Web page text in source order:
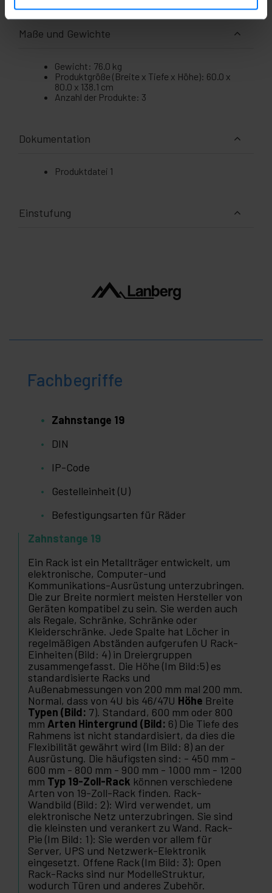
Maße und Gewichte
Gewicht: 76.0 kg
Produktgröße (Breite x Tiefe x Höhe): 60.0 x
80.0 x 138.1 cm
Anzahl der Produkte: 3
Dokumentation
Produktdatei 1
Einstufung
Fachbegriffe
Zahnstange 19
DIN
IP-Code
Gestelleinheit (U)
Befestigungsarten für Räder
Zahnstange 19
Ein Rack ist ein Metallträger entwickelt, um
elektronische, Computer-und
Kommunikations-Ausrüstung unterzubringen.
Die zur Breite normiert meisten Hersteller von
Geräten kompatibel zu sein. Sie werden auch
als Regale, Schränke, Schränke oder
Kleiderschränke. Jede Spalte hat Löcher in
regelmäßigen Abständen aufgerufen U Rack-
Einheiten (Bild: 4) in Dreiergruppen
zusammengefasst. Die Höhe (Im Bild:5) es
standardisierte Racks und
Außenabmessungen von 200 mm mal 200 mm.
Normal, dass von 4U bis 46/47U Höhe Breite
Typen (Bild: 7). Standard, 600 mm oder 800
mm Arten Hintergrund (Bild: 6) Die Tiefe des
Rahmens ist nicht standardisiert, da dies die
Flexibilität gewährt wird (Im Bild: 8) an der
Ausrüstung. Die häufigsten sind: - 450 mm -
600 mm - 800 mm - 900 mm - 1000 mm - 1200
mm Typ 19-Zoll-Rack können verschiedene
Arten von 19-Zoll-Rack finden. Rack-
Wandbild (Bild: 2): Wird verwendet, um
elektronische Netz unterzubringen. Sie sind
die kleinsten und verankert zu Wand. Rack-
Pie (Im Bild: 1): Sie werden vor allem für
Server, UPS und Netzwerk-Elektronik
eingesetzt. Offene Rack (Im Bild: 3): Open
Rack-Racks sind nur ModelleStruktur,
wodurch Türen und anderes Zubehör.